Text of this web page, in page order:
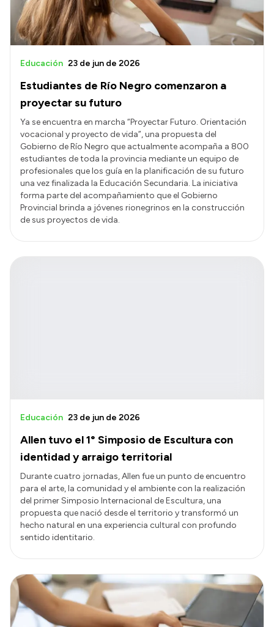
Estudiantes de Río Negro comenzaron a
proyectar su futuro
Educación 23 de jun de 2026
Ya se encuentra en marcha “Proyectar Futuro. Orientación
vocacional y proyecto de vida”, una propuesta del
Gobierno de Río Negro que actualmente acompaña a 800
estudiantes de toda la provincia mediante un equipo de
profesionales que los guía en la planificación de su futuro
una vez finalizada la Educación Secundaria. La iniciativa
forma parte del acompañamiento que el Gobierno
Provincial brinda a jóvenes rionegrinos en la construcción
de sus proyectos de vida.
Allen tuvo el 1° Simposio de Escultura con
identidad y arraigo territorial
Educación 23 de jun de 2026
Durante cuatro jornadas, Allen fue un punto de encuentro
para el arte, la comunidad y el ambiente con la realización
del primer Simposio Internacional de Escultura, una
propuesta que nació desde el territorio y transformó un
hecho natural en una experiencia cultural con profundo
sentido identitario.